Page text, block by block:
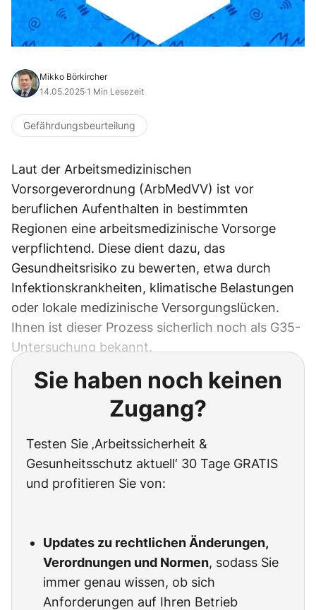
Mikko Börkircher
14.05.2025·1 Min Lesezeit
Gefährdungsbeurteilung
Laut der Arbeitsmedizinischen
Vorsorgeverordnung (ArbMedVV) ist vor
beruflichen Aufenthalten in bestimmten
Regionen eine arbeitsmedizinische Vorsorge
verpflichtend. Diese dient dazu, das
Gesundheitsrisiko zu bewerten, etwa durch
Infektionskrankheiten, klimatische Belastungen
oder lokale medizinische Versorgungslücken.
Ihnen ist dieser Prozess sicherlich noch als G35-
Untersuchung bekannt.
Sie haben noch keinen
Zugang?
Testen Sie ‚Arbeitssicherheit &
Gesunheitsschutz aktuell‘ 30 Tage GRATIS
und profitieren Sie von:
Updates zu rechtlichen Änderungen,
Verordnungen und Normen, sodass Sie
immer genau wissen, ob sich
Anforderungen auf Ihren Betrieb